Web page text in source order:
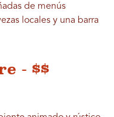
de menús
locales y una barra
- $$